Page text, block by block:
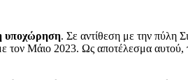
υποχώρηση. Σε αντίθεση με την πύλη
τον Μάιο 2023. Ως αποτέλεσμα αυτού,